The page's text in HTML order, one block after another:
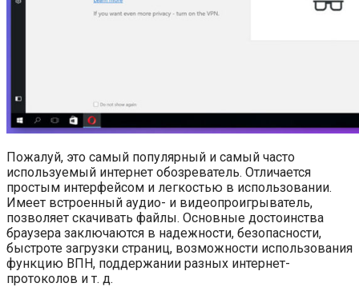
Пожалуй, это самый популярный и самый часто
используемый интернет обозреватель. Отличается
простым интерфейсом и легкостью в использовании.
Имеет встроенный аудио- и видеопроигрыватель,
позволяет скачивать файлы. Основные достоинства
браузера заключаются в надежности, безопасности,
быстроте загрузки страниц, возможности использования
функцию ВПН, поддержании разных интернет-
протоколов и т. д.